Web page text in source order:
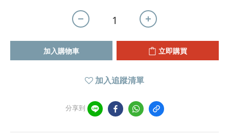
加入購物車 立即購買
加入追蹤清單
分享到